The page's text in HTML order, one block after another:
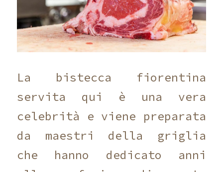
La bistecca fiorentina
servita qui è una vera
celebrità e viene preparata
da maestri della griglia
che hanno dedicato anni